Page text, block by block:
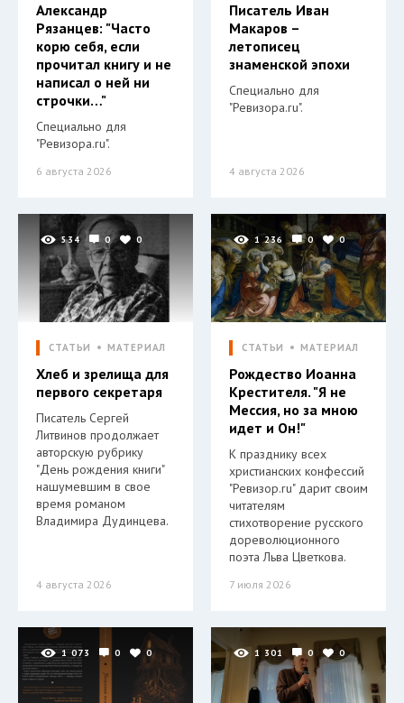
Александр
Рязанцев: "Часто
корю себя, если
прочитал книгу и не
написал о ней ни
строчки…"
Специально для
"Ревизора.ru".
6 августа 2026
Писатель Иван
Макаров –
летописец
знаменской эпохи
Специально для
"Ревизора.ru".
4 августа 2026
534 0 0
СТАТЬИ МАТЕРИАЛ
Хлеб и зрелища для
первого секретаря
Писатель Сергей
Литвинов продолжает
авторскую рубрику
"День рождения книги"
нашумевшим в свое
время романом
Владимира Дудинцева.
4 августа 2026
1 236 0 0
СТАТЬИ МАТЕРИАЛ
Рождество Иоанна
Крестителя. "Я не
Мессия, но за мною
идет и Он!"
К празднику всех
христианских конфессий
"Ревизор.ru" дарит своим
читателям
стихотворение русского
дореволюционного
поэта Льва Цветкова.
7 июля 2026
1 073 0 0 1 301 0 0